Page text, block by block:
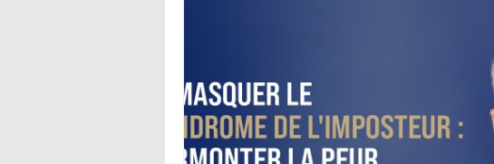
Adolescent
Coaching Livre Couple